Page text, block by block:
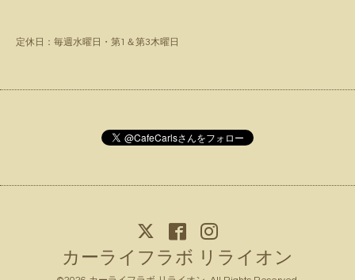
定休日：毎週水曜日・第1＆第3木曜日
カーライフラボ リライオン